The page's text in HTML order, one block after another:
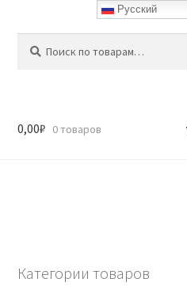
0,00₽ 0 товаров
Категории товаров
Русский